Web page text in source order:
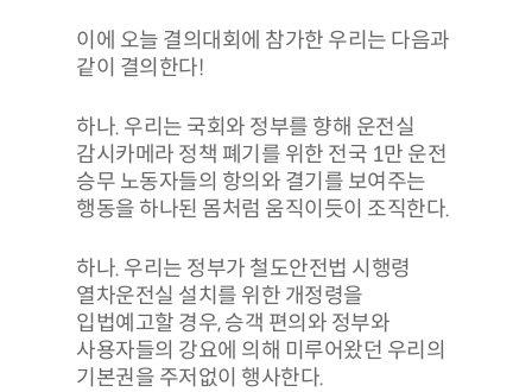
이에 오늘 결의대회에 참가한 우리는 다음과
같이 결의한다!
하나. 우리는 국회와 정부를 향해 운전실
감시카메라 정책 폐기를 위한 전국 1만 운전
승무 노동자들의 항의와 결기를 보여주는
행동을 하나된 몸처럼 움직이듯이 조직한다.
하나. 우리는 정부가 철도안전법 시행령
열차운전실 설치를 위한 개정령을
입법예고할 경우, 승객 편의와 정부와
사용자들의 강요에 의해 미루어왔던 우리의
기본권을 주저없이 행사한다.